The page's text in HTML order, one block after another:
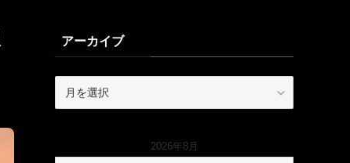
アーカイブ
2026年8月